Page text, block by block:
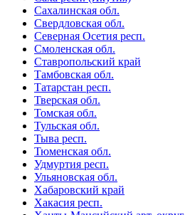
Сахалинская обл.
Свердловская обл.
Северная Осетия респ.
Смоленская обл.
Ставропольский край
Тамбовская обл.
Татарстан респ.
Тверская обл.
Томская обл.
Тульская обл.
Тыва респ.
Тюменская обл.
Удмуртия респ.
Ульяновская обл.
Хабаровский край
Хакасия респ.